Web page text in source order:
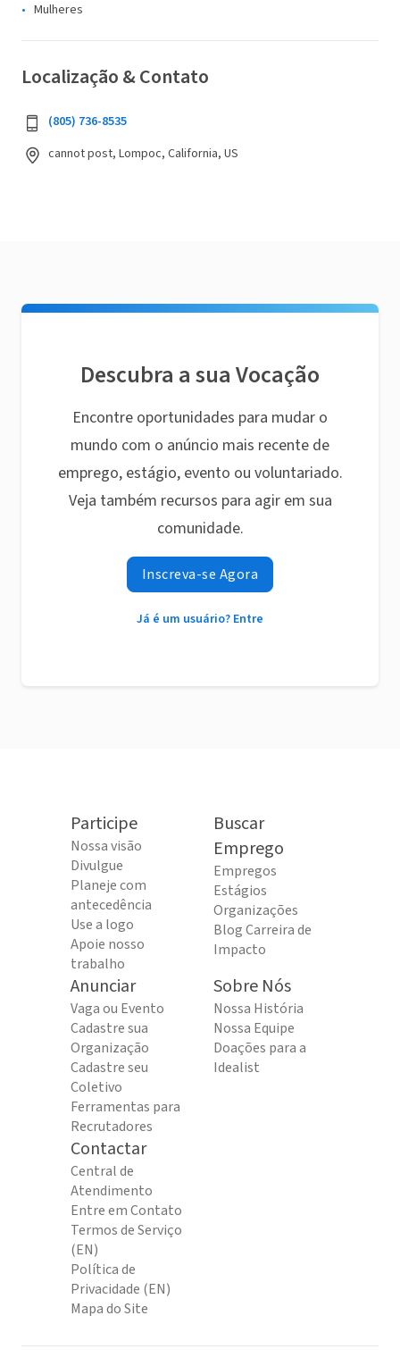
Mulheres
Localização & Contato
(805) 736-8535
cannot post, Lompoc, California, US
Descubra a sua Vocação
Encontre oportunidades para mudar o
mundo com o anúncio mais recente de
emprego, estágio, evento ou voluntariado.
Veja também recursos para agir em sua
comunidade.
Inscreva-se Agora
Já é um usuário? Entre
Participe
Nossa visão
Divulgue
Planeje com
antecedência
Use a logo
Apoie nosso
trabalho
Buscar
Emprego
Empregos
Estágios
Organizações
Blog Carreira de
Impacto
Anunciar
Vaga ou Evento
Cadastre sua
Organização
Cadastre seu
Coletivo
Ferramentas para
Recrutadores
Sobre Nós
Nossa História
Nossa Equipe
Doações para a
Idealist
Contactar
Central de
Atendimento
Entre em Contato
Termos de Serviço
(EN)
Política de
Privacidade (EN)
Mapa do Site